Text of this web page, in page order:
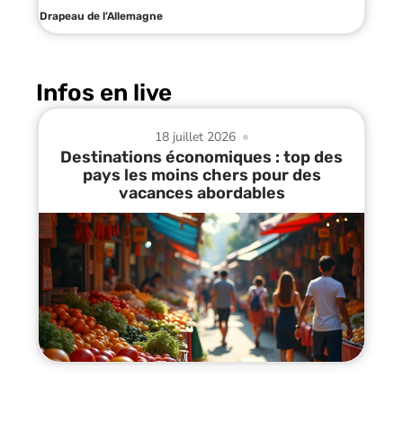
Drapeau de l’Allemagne
Infos en live
18 juillet 2026
Destinations économiques : top des
pays les moins chers pour des
vacances abordables